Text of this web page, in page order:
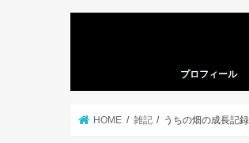
プロフィール
HOME 雑記 うちの畑の成長記